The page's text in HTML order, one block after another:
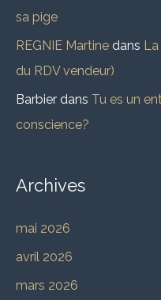
sa pige
REGNIE Martine dans
du RDV vendeur)
Barbier dans Tu es un
conscience?
Archives
mai 2026
avril 2026
mars 2026